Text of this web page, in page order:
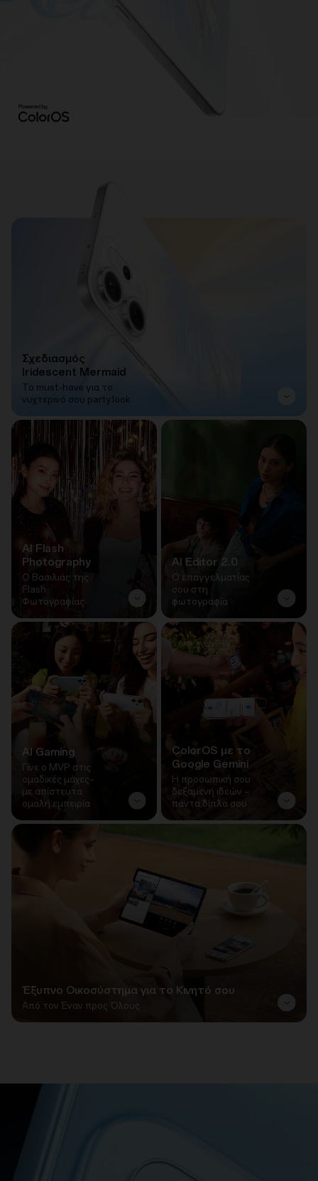
Σχεδιασμός
Iridescent Mermaid
Το must-have για το
νυχτερινό σου party look
AI Flash
Photography
Ο Βασιλιάς της
Flash
Φωτογραφίας
AI Editor 2.0
Ο επαγγελματίας
σου στη
φωτογραφία
AI Gaming
Γίνε ο MVP στις
ομαδικές μάχες–
με απίστευτα
ομαλή εμπειρία
ColorOS με το
Google Gemini
Η προσωπική σου
δεξαμενή ιδεών –
πάντα δίπλα σου
Έξυπνο Οικοσύστημα για το Κινητό σου
Από τον Έναν προς Όλους